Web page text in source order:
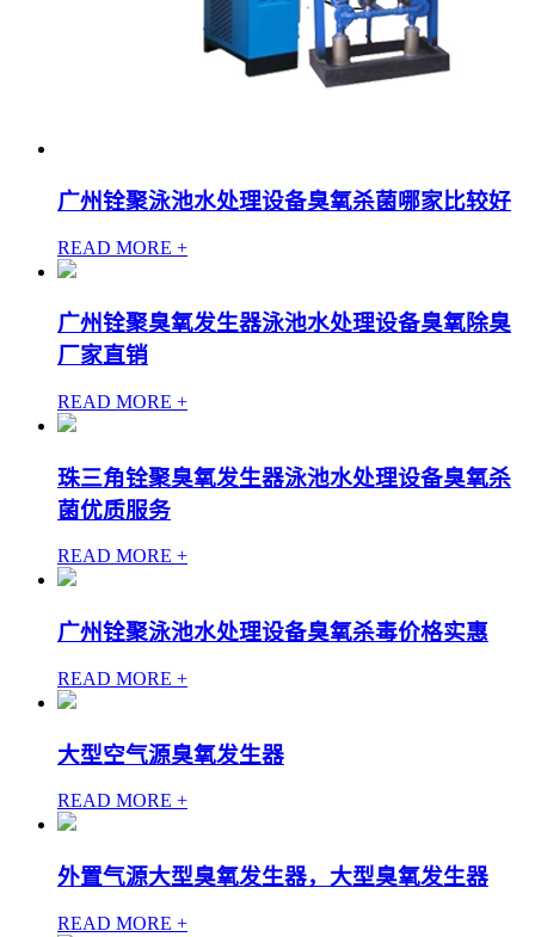
广州铨聚泳池水处理设备臭氧杀菌哪家比较好
READ MORE +
广州铨聚臭氧发生器泳池水处理设备臭氧除臭
厂家直销
READ MORE +
珠三角铨聚臭氧发生器泳池水处理设备臭氧杀
菌优质服务
READ MORE +
广州铨聚泳池水处理设备臭氧杀毒价格实惠
READ MORE +
大型空气源臭氧发生器
READ MORE +
外置气源大型臭氧发生器，大型臭氧发生器
READ MORE +